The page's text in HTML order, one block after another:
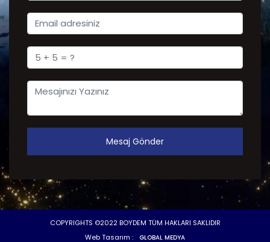
Mesaj Gönder
COPYRIGHTS ©2022 BOYDEM TÜM HAKLARI SAKLIDIR
Web Tasarım :
GLOBAL MEDYA